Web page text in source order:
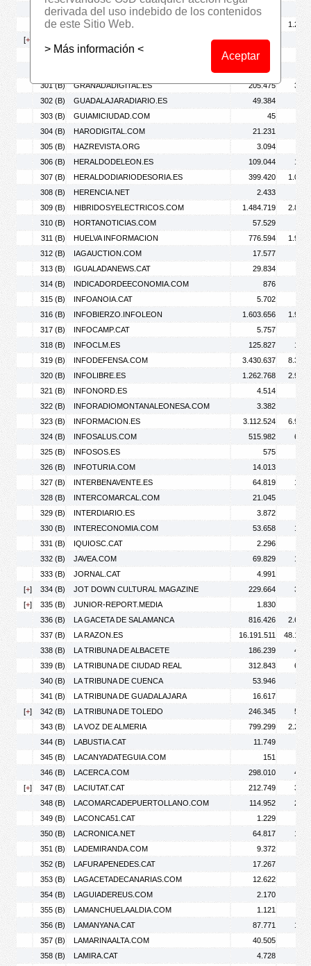
296 (B) GARRIGUESTV.CAT 2.314
297 (B)
GASTEIZHOY.COM
[+ 2.575
299 (B)
GENTDELESCOMARQUES.COM 1.080
1.218
301 (B)
GRANADADIGITAL.ES 205.475
302 (B)
GUADALAJARADIARIO.ES 49.384
303 (B)
GUIAMICIUDAD.COM
45
304 (B)
HARODIGITAL.COM 21.231
305 (B)
HAZREVISTA.ORG 3.094
306 (B)
HERALDODELEON.ES 109.044
307 (B)
HERALDODIARIODESORIA.ES 399.420
308 (B)
HERENCIA.NET 2.433
309 (B)
HIBRIDOSYELECTRICOS.COM 1.484.719
310 (B)
HORTANOTICIAS.COM 57.529
311 (B)
HUELVA INFORMACION 776.594
312 (B)
IAGAUCTION.COM 17.577
313 (B)
IGUALADANEWS.CAT 29.834
314 (B)
INDICADORDEECONOMIA.COM 876
315 (B)
INFOANOIA.CAT 5.702
316 (B)
INFOBIERZO.INFOLEON 1.603.656
317 (B)
INFOCAMP.CAT 5.757
318 (B)
INFOCLM.ES 125.827
319 (B)
INFODEFENSA.COM 3.430.637
320 (B)
INFOLIBRE.ES 1.262.768
321 (B)
INFONORD.ES 4.514
322 (B)
INFORADIOMONTANALEONESA.COM 3.382
323 (B)
INFORMACION.ES 3.112.524
324 (B)
INFOSALUS.COM 515.982
325 (B)
INFOSOS.ES 575
326 (B)
INFOTURIA.COM 14.013
327 (B)
INTERBENAVENTE.ES 64.819
328 (B)
INTERCOMARCAL.COM 21.045
329 (B)
INTERDIARIO.ES 3.872
330 (B)
INTERECONOMIA.COM 53.658
331 (B)
IQUIOSC.CAT 2.296
332 (B)
JAVEA.COM 69.829
333 (B)
JORNAL.CAT 4.991
[+] 334 (B) JOT DOWN CULTURAL MAGAZINE 229.664
[+] 335 (B) JUNIOR-REPORT.MEDIA 1.830
336 (B)
LA GACETA DE SALAMANCA 816.426
337 (B)
LA RAZON.ES 16.191.511
338 (B)
LA TRIBUNA DE ALBACETE 186.239
339 (B)
LA TRIBUNA DE CIUDAD REAL 312.843
340 (B)
LA TRIBUNA DE CUENCA 53.946
341 (B)
LA TRIBUNA DE GUADALAJARA 16.617
[+] 342 (B) LA TRIBUNA DE TOLEDO 246.345
343 (B)
LA VOZ DE ALMERIA 799.299
344 (B)
LABUSTIA.CAT 11.749
345 (B)
LACANYADATEGUIA.COM 151
346 (B)
LACERCA.COM 298.010
[+] 347 (B) LACIUTAT.CAT 212.749
348 (B)
LACOMARCADEPUERTOLLANO.COM 114.952
349 (B)
LACONCA51.CAT 1.229
350 (B)
LACRONICA.NET 64.817
351 (B)
LADEMIRANDA.COM 9.372
352 (B)
LAFURAPENEDES.CAT 17.267
353 (B)
LAGACETADECANARIAS.COM 12.622
354 (B)
LAGUIADEREUS.COM 2.170
355 (B)
LAMANCHUELAALDIA.COM 1.121
356 (B)
LAMANYANA.CAT 87.771
357 (B)
LAMARINAALTA.COM 40.505
358 (B)
LAMIRA.CAT 4.728
derivada del uso indebido de los contenidos
de este Sitio Web.
> Más información <
Aceptar